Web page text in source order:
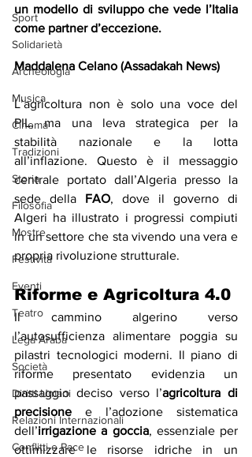
Sport
Solidarietà
Archeologia
Musica
Cinema
Tradizioni
Storia
Filosofia
Mostre
Festività
Eventi
Teatro
Lega Araba
Società
Diritti Umani
Relazioni Internazionali
Conflitti e Pace
un modello di sviluppo che vede l’Italia
come partner d’eccezione.
Maddalena Celano (Assadakah News)
L’agricoltura non è solo una voce del
PIL, ma una leva strategica per la
stabilità nazionale e la lotta
all’inflazione. Questo è il messaggio
centrale portato dall’Algeria presso la
sede della FAO, dove il governo di
Algeri ha illustrato i progressi compiuti
in un settore che sta vivendo una vera e
propria rivoluzione strutturale.
Riforme e Agricoltura 4.0
Il cammino algerino verso
l’autosufficienza alimentare poggia su
pilastri tecnologici moderni. Il piano di
riforme presentato evidenzia un
passaggio deciso verso l’agricoltura di
precisione e l’adozione sistematica
dell’irrigazione a goccia, essenziale per
ottimizzare le risorse idriche in un